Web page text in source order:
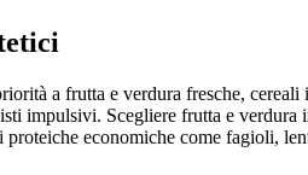
a frutta e verdura fresche,
impulsivi. Scegliere frutta e
economiche come fagioli,